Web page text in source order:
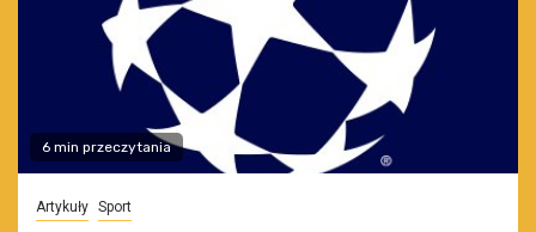
6 min przeczytania
Artykuły Sport